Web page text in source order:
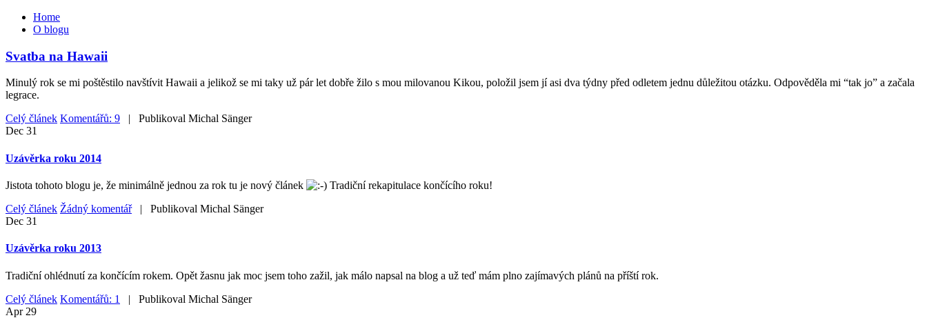
Home
O blogu
Svatba na Hawaii
Minulý rok se mi poštěstilo navštívit Hawaii a jelikož se mi taky už pár let dobře žilo s mou milovanou Kikou, položil jsem jí asi dva týdny před odletem jednu důležitou otázku. Odpověděla mi “tak jo” a začala
legrace.
Celý článek Komentářů: 9 | Publikoval Michal Sänger
Dec 31
Uzávěrka roku 2014
Jistota tohoto blogu je, že minimálně jednou za rok tu je nový článek
Tradiční rekapitulace končícího roku!
Celý článek Žádný komentář| Publikoval Michal Sänger
Dec 31
Uzávěrka roku 2013
Tradiční ohlédnutí za končícím rokem. Opět žasnu jak moc jsem toho zažil, jak málo napsal na blog a už teď mám plno zajímavých plánů na příští rok.
Celý článek Komentářů: 1 | Publikoval Michal Sänger
Apr 29